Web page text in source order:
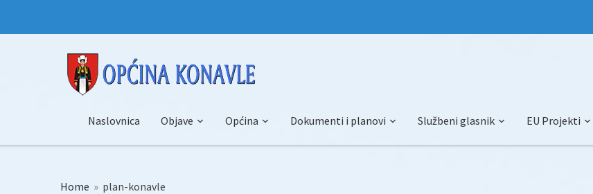
Naslovnica Objave Općina Dokumenti i planovi Službeni glasnik EU Projekti
Home » plan-konavle